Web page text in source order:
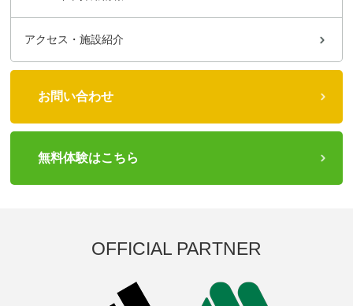
アクセス・施設紹介
お問い合わせ
無料体験はこちら
OFFICIAL PARTNER